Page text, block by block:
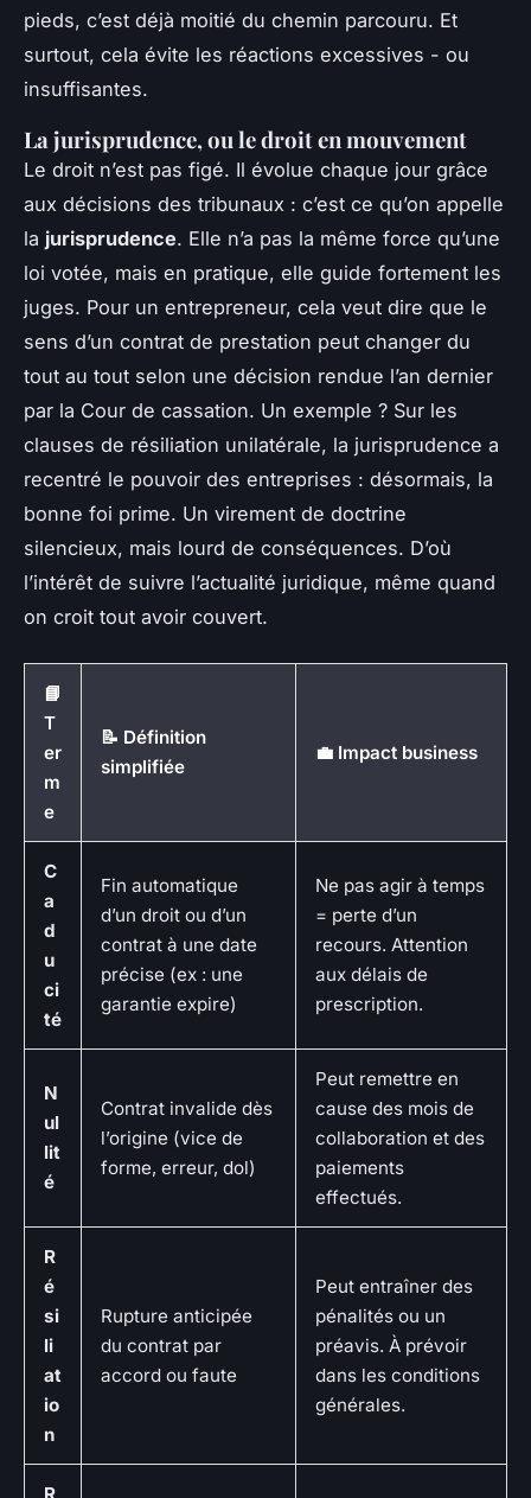
pieds, c’est déjà moitié du chemin parcouru. Et
surtout, cela évite les réactions excessives - ou
insuffisantes.
La jurisprudence, ou le droit en mouvement
Le droit n’est pas figé. Il évolue chaque jour grâce
aux décisions des tribunaux : c’est ce qu’on appelle
la jurisprudence. Elle n’a pas la même force qu’une
loi votée, mais en pratique, elle guide fortement les
juges. Pour un entrepreneur, cela veut dire que le
sens d’un contrat de prestation peut changer du
tout au tout selon une décision rendue l’an dernier
par la Cour de cassation. Un exemple ? Sur les
clauses de résiliation unilatérale, la jurisprudence a
recentré le pouvoir des entreprises : désormais, la
bonne foi prime. Un virement de doctrine
silencieux, mais lourd de conséquences. D’où
l’intérêt de suivre l’actualité juridique, même quand
on croit tout avoir couvert.
📘
T
er
m
e
📝 Définition
simplifiée
💼 Impact business
C
a
d
u
ci
té
Fin automatique
d’un droit ou d’un
contrat à une date
précise (ex : une
garantie expire)
Ne pas agir à temps
= perte d’un
recours. Attention
aux délais de
prescription.
N
ul
lit
é
Contrat invalide dès
l’origine (vice de
forme, erreur, dol)
Peut remettre en
cause des mois de
collaboration et des
paiements
effectués.
R
é
si
li
at
io
n
Rupture anticipée
du contrat par
accord ou faute
Peut entraîner des
pénalités ou un
préavis. À prévoir
dans les conditions
générales.